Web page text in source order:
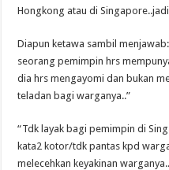
Hongkong atau di
Diapun ketawa sambil
seorang pemimpin hrs
dia hrs mengayomi dan bukan
teladan bagi warganya..”
“Tdk layak bagi pemimpin di
kata2 kotor/tdk pantas kpd
melecehkan keyakinan